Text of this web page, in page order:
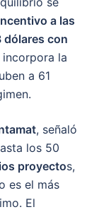
a las
dólares con
la
a 61
, señaló
los 50
proyectos,
es el más
El